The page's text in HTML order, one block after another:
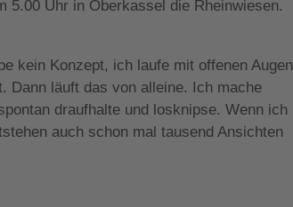
5.00 Uhr in Oberkassel die Rheinwiesen.
kein Konzept, ich laufe mit offenen Augen
Dann läuft das von alleine. Ich mache
draufhalte und losknipse. Wenn ich
auch schon mal tausend Ansichten